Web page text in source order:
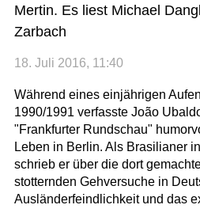
Mertin. Es liest Michael
Zarbach
18. Juli 2016, 11:40
Während eines einjährigen
1990/1991 verfasste João
"Frankfurter Rundschau"
Leben in Berlin. Als Brasilianer
schrieb er über die dort
stotternden Gehversuche in
Ausländerfeindlichkeit und das